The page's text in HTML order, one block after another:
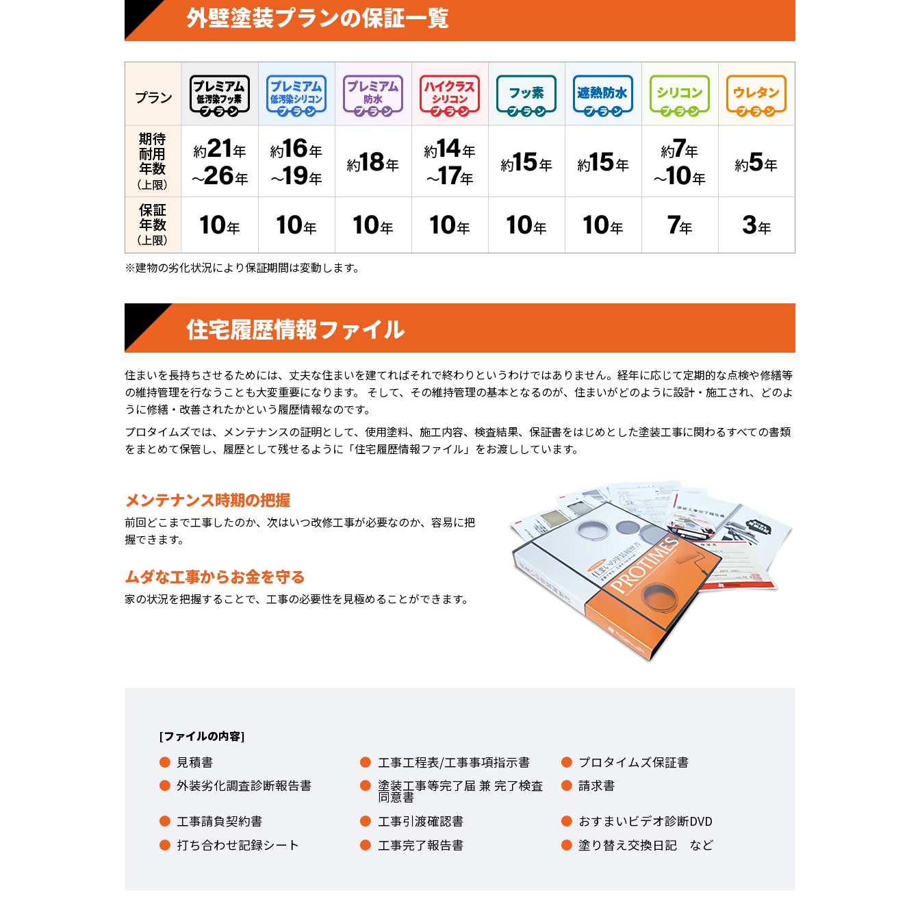
外壁塗装プランの保証一覧
※建物の劣化状況により保証期間は変動します。
住宅履歴情報ファイル
住まいを長持ちさせるためには、丈夫な住まいを建てればそれで終わりというわけではありません。経年に応じて定期的な点検や修繕等
の維持管理を行なうことも大変重要になります。 そして、その維持管理の基本となるのが、住まいがどのように設計・施工され、どのよ
うに修繕・改善されたかという履歴情報なのです。
プロタイムズでは、メンテナンスの証明として、使用塗料、施工内容、検査結果、保証書をはじめとした塗装工事に関わるすべての書類
をまとめて保管し、履歴として残せるように「住宅履歴情報ファイル」をお渡ししています。
メンテナンス時期の把握
前回どこまで工事したのか、次はいつ改修工事が必要なのか、容易に把
握できます。
ムダな工事からお金を守る
家の状況を把握することで、工事の必要性を見極めることができます。
[ファイルの内容]
見積書 工事工程表/工事事項指示書
プロタイムズ保証書
外装劣化調査診断報告書
塗装工事等完了届 兼 完了検査
同意書
請求書
工事請負契約書 工事引渡確認書
おすまいビデオ診断DVD
打ち合わせ記録シート
工事完了報告書 塗り替え交換日記 など